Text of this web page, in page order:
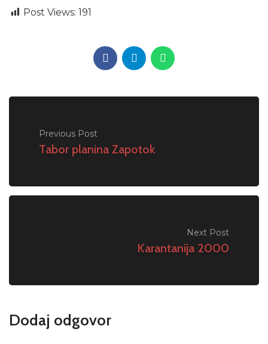
Post Views: 191
Previous Post
Tabor planina Zapotok
Next Post
Karantanija 2000
Dodaj odgovor